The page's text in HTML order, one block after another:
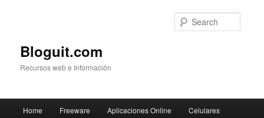
Bloguit.com
Recursos web e Información
Skip
Home Freeware Aplicaciones Online Celulares